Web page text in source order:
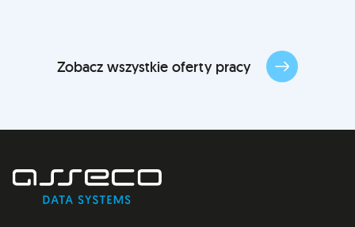
Zobacz wszystkie oferty pracy